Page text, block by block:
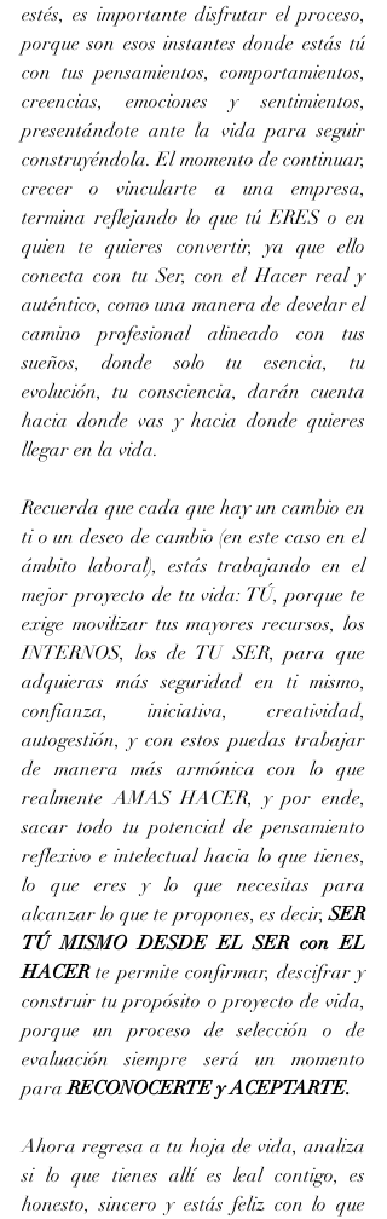
estés, es importante disfrutar el proceso,
porque son esos instantes donde estás tú
con tus pensamientos, comportamientos,
creencias, emociones y sentimientos,
presentándote ante la vida para seguir
construyéndola. El momento de continuar,
crecer o vincularte a una empresa,
termina reflejando lo que tú ERES o en
conecta con tu Ser, con el Hacer real y
auténtico, como una manera de develar el
camino profesional alineado con tus
sueños, donde solo tu esencia, tu
evolución, tu consciencia, darán cuenta
hacia donde vas y hacia donde quieres
llegar en la vida.
Recuerda que cada que hay un cambio en
ti o un deseo de cambio (en este caso en el
ámbito laboral), estás trabajando en el
mejor proyecto de tu vida: TÚ, porque te
exige movilizar tus mayores recursos, los
INTERNOS, los de TU SER, para que
adquieras más seguridad en ti mismo,
confianza, iniciativa, creatividad,
autogestión, y con estos puedas trabajar
de manera más armónica con lo que
realmente AMAS HACER, y por ende,
sacar todo tu potencial de pensamiento
reflexivo e intelectual hacia lo que tienes,
lo que eres y lo que necesitas para
alcanzar lo que te propones, es decir, SER
TÚ MISMO DESDE EL SER con EL
HACER te permite confirmar, descifrar y
construir tu propósito o proyecto de vida,
porque un proceso de selección o de
evaluación siempre será un momento
para RECONOCERTE y ACEPTARTE.
Ahora regresa a tu hoja de vida, analiza
si lo que tienes allí es leal contigo, es
honesto, sincero y estás feliz con lo que